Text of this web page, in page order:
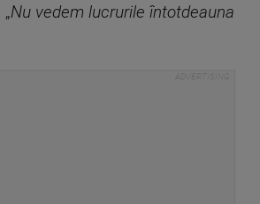
„Nu vedem lucrurile întotdeauna